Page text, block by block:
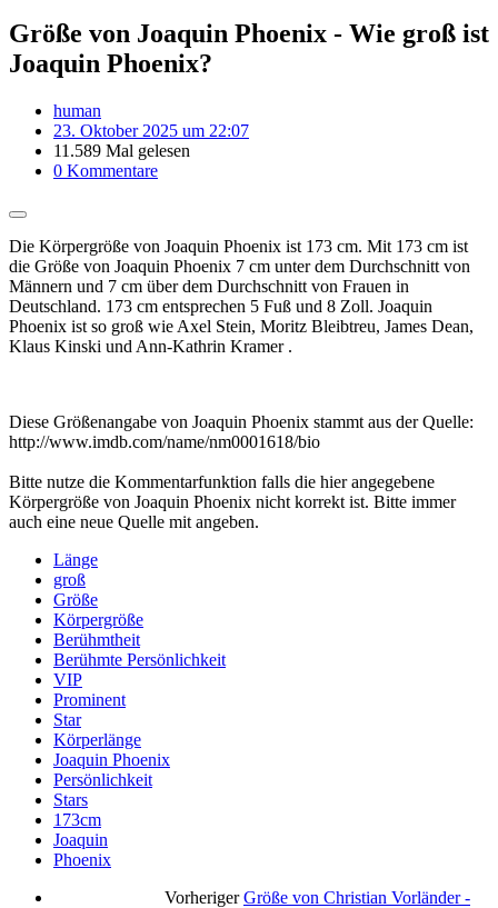
Größe von Joaquin Phoenix - Wie groß ist
Joaquin Phoenix?
human
23. Oktober 2025 um 22:07
11.589 Mal gelesen
0 Kommentare
Die Körpergröße von Joaquin Phoenix ist 173 cm. Mit 173 cm ist
die Größe von Joaquin Phoenix 7 cm unter dem Durchschnitt von
Männern und 7 cm über dem Durchschnitt von Frauen in
Deutschland. 173 cm entsprechen 5 Fuß und 8 Zoll. Joaquin
Phoenix ist so groß wie Axel Stein, Moritz Bleibtreu, James Dean,
Klaus Kinski und Ann-Kathrin Kramer .
Diese Größenangabe von Joaquin Phoenix stammt aus der Quelle:
http://www.imdb.com/name/nm0001618/bio
Bitte nutze die Kommentarfunktion falls die hier angegebene
Körpergröße von Joaquin Phoenix nicht korrekt ist. Bitte immer
auch eine neue Quelle mit angeben.
Länge
groß
Größe
Körpergröße
Berühmtheit
Berühmte Persönlichkeit
VIP
Prominent
Star
Körperlänge
Joaquin Phoenix
Persönlichkeit
Stars
173cm
Joaquin
Phoenix
Vorheriger Größe von Christian Vorländer -